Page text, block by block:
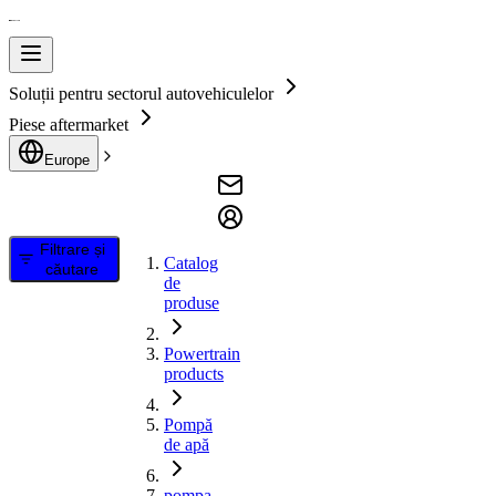
Soluții pentru sectorul autovehiculelor
Piese aftermarket
Europe
Filtrare și
căutare
Catalog
de
produse
Powertrain
products
Pompă
de apă